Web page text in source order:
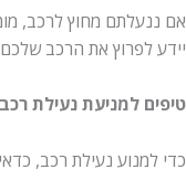
מחוץ לרכב, מומלץ
את הרכב שלכם
למניעת נעילת רכב
נעילת רכב, כדאי